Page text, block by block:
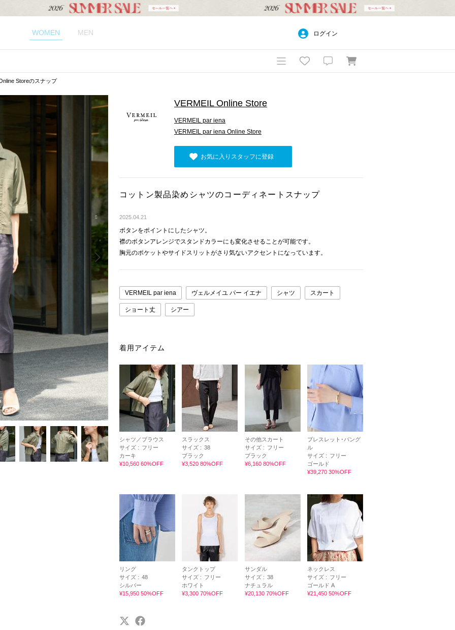
WOMEN MEN ログイン
Storeのスナップ
Next
VERMEIL Online Store
VERMEIL par iena
VERMEIL par iena Online Store
お気に入りスタッフに登録
コットン製品染めシャツのコーディネートスナップ
2025.04.21
ボタンをポイントにしたシャツ。
襟のボタンアレンジでスタンドカラーにも変化させることが可能です。
胸元のポケットやサイドスリットがさり気ないアクセントになっています。
VERMEIL par iena ヴェルメイユ パー イエナ シャツ スカート
ショート丈 シアー
着用アイテム
シャツ／ブラウス
サイズ : フリー
カーキ
¥10,560 60%OFF
スラックス
サイズ : 38
ブラック
¥3,520 80%OFF
その他スカート
サイズ : フリー
ブラック
¥6,160 80%OFF
ブレスレット･バング
ル
サイズ : フリー
ゴールド
¥39,270 30%OFF
リング
サイズ : 48
シルバー
¥15,950 50%OFF
タンクトップ
サイズ : フリー
ホワイト
¥3,300 70%OFF
サンダル
サイズ : 38
ナチュラル
¥20,130 70%OFF
ネックレス
サイズ : フリー
ゴールド A
¥21,450 50%OFF